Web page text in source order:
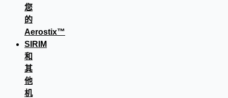
您
的
Aerostix™
SIRIM
和
其
他
机